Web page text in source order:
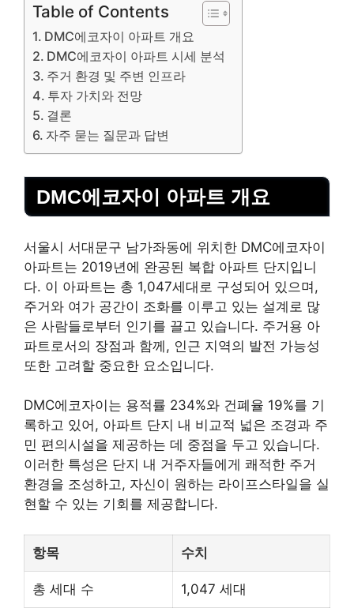
Table of Contents
DMC에코자이 아파트 개요
DMC에코자이 아파트 시세 분석
주거 환경 및 주변 인프라
투자 가치와 전망
결론
자주 묻는 질문과 답변
DMC에코자이 아파트 개요
서울시 서대문구 남가좌동에 위치한 DMC에코자이
아파트는 2019년에 완공된 복합 아파트 단지입니
다. 이 아파트는 총 1,047세대로 구성되어 있으며,
주거와 여가 공간이 조화를 이루고 있는 설계로 많
은 사람들로부터 인기를 끌고 있습니다. 주거용 아
파트로서의 장점과 함께, 인근 지역의 발전 가능성
또한 고려할 중요한 요소입니다.
DMC에코자이는 용적률 234%와 건폐율 19%를 기
록하고 있어, 아파트 단지 내 비교적 넓은 조경과 주
민 편의시설을 제공하는 데 중점을 두고 있습니다.
이러한 특성은 단지 내 거주자들에게 쾌적한 주거
환경을 조성하고, 자신이 원하는 라이프스타일을 실
현할 수 있는 기회를 제공합니다.
항목 수치
총 세대 수 1,047 세대